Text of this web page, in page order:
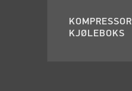
KOMPRESSOR
KJØLEBOKS